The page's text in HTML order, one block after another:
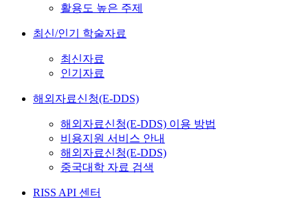
활용도 높은 주제
최신/인기 학술자료
최신자료
인기자료
해외자료신청(E-DDS)
해외자료신청(E-DDS) 이용 방법
비용지원 서비스 안내
해외자료신청(E-DDS)
중국대학 자료 검색
RISS API 센터